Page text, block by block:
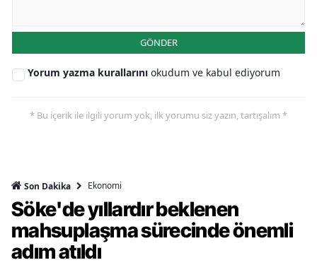
GÖNDER
Yorum yazma kurallarını okudum ve kabul ediyorum
* Bu içerik ile ilgili yorum yok, ilk yorumu siz yazın, tartışalım *
Son Dakika Ekonomi
Söke'de yıllardır beklenen
mahsuplaşma sürecinde önemli
adım atıldı